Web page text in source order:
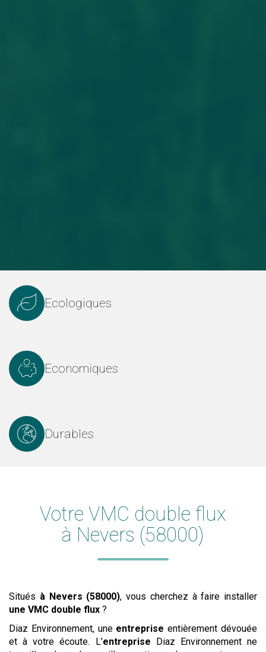
Ecologiques
Economiques
Durables
Votre VMC double flux
à Nevers (58000)
Situés à Nevers (58000), vous cherchez à faire installer
une VMC double flux ?
Diaz Environnement, une entreprise entièrement dévouée
et à votre écoute. L’entreprise Diaz Environnement ne